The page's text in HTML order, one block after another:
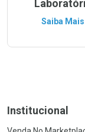
Saiba Mais
Institucional